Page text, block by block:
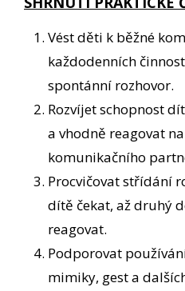
Vést děti k běžné
každodenních
spontánní rozhovor.
Rozvíjet schopnost
a vhodně reagovat
komunikačního
Procvičovat střídání
dítě čekat, až druhý
reagovat.
Podporovat
mimiky, gest a